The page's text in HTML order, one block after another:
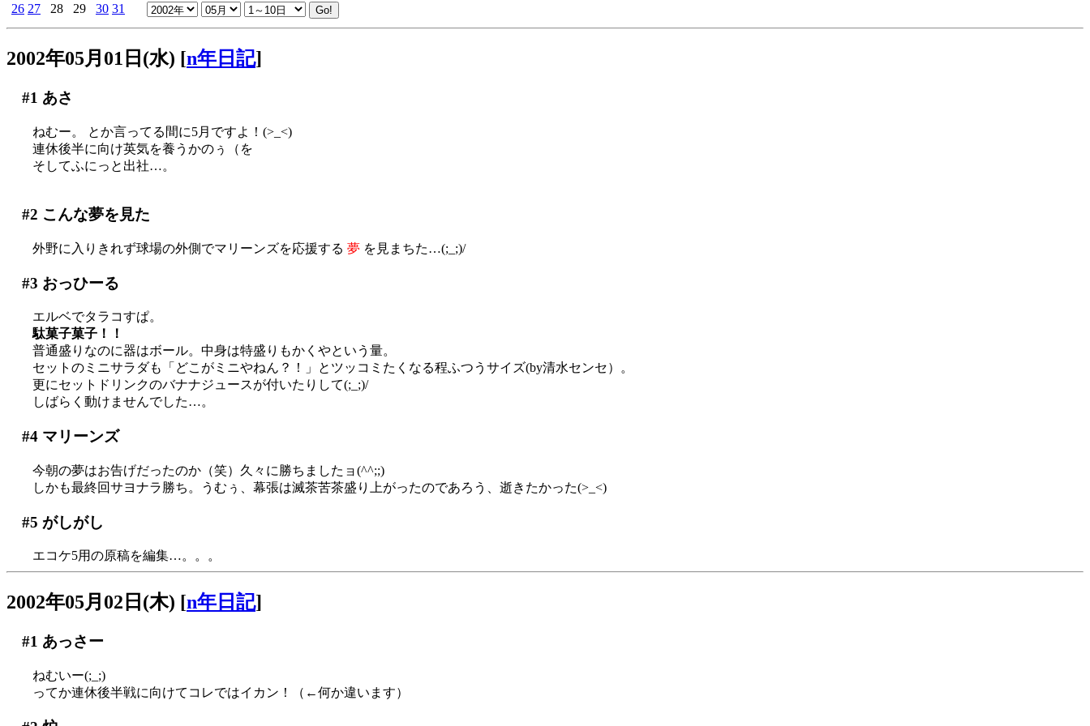
26 27 28 29 30 31
2002年05月01日(水) [n年日記]
#1 あさ
ねむー。 とか言ってる間に5月ですよ！(>_<)
連休後半に向け英気を養うかのぅ（を
そしてふにっと出社…。
#2 こんな夢を見た
外野に入りきれず球場の外側でマリーンズを応援する 夢 を見まちた…(;_;)/
#3 おっひーる
エルベでタラコすぱ。
駄菓子菓子！！
普通盛りなのに器はボール。中身は特盛りもかくやという量。
セットのミニサラダも「どこがミニやねん？！」とツッコミたくなる程ふつうサイズ(by清水センセ）。
更にセットドリンクのバナナジュースが付いたりして(;_;)/
しばらく動けませんでした…。
#4マリーンズ
今朝の夢はお告げだったのか（笑）久々に勝ちましたョ(^^;;)
しかも最終回サヨナラ勝ち。うむぅ、幕張は滅茶苦茶盛り上がったのであろう、逝きたかった(>_<)
#5 がしがし
エコケ5用の原稿を編集…。。。
2002年05月02日(木) [n年日記]
#1 あっさー
ねむいー(;_;)
ってか連休後半戦に向けてコレではイカン！（←何か違います）